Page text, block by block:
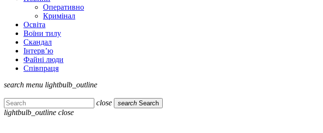
Оперативно
Кримінал
Освіта
Воїни тилу
Скандал
Інтерв’ю
Файні люди
Співпраця
search menu lightbulb_outline
close search Search
lightbulb_outline close